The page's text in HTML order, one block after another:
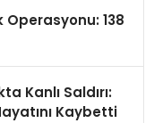
138
Kanlı Saldırı:
Kaybetti